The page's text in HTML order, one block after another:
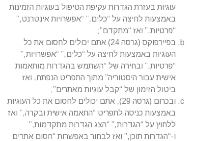
עוגיות בעזרת הגדרות עקיפת הטיפול בעוגיות הזמינות
באמצעות לחיצה על “כלים,” “אפשרויות אינטרנט,”
“פרטיות,” ואז “מתקדם”;
בפיירפוקס (גרסה 24) אתם יכולים לחסום את כל
העוגיות באמצעות לחיצה על “כלים,” “אפשרויות,”
“פרטיות,” ובחירה של “השתמש בהגדרות מותאמות
אישית עבור היסטוריה” מתוך התפריט הנפתח, ואז
ביטול הזימון של “קבל עוגיות מאתרים”;
ובכרום (גרסה 29), אתם יכולים לחסום את כל העוגיות
באמצעות כניסה לתפריט “התאמה אישית ובקרה,” ואז
ללחוץ על “הגדרות,” “הצג הגדרות מתקדמות,”
ו-“הגדרות תוכן,” ואז לבחור באפשרות “חסום אתרים